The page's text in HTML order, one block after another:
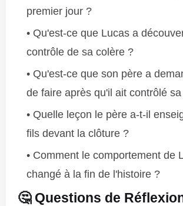
premier jour ?
Qu'est-ce que Lucas a
contrôle de sa colère ?
Qu'est-ce que son père a
de faire après qu'il ait contrôlé
Quelle leçon le père a-t-il
fils devant la clôture ?
Comment le comportement de
changé à la fin de l'histoire ?
🤔 Questions de